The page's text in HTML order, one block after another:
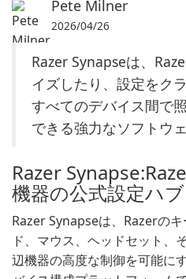
Pete Milner
2026/04/26
Razer Synapseは、
イズしたり、設定をク
すべてのデバイス間で
できる強力なソフトウェ
Razer
機器の公式設定ハブ
Razer Synapseは、Razerのキ
ド、マウス、ヘッドセット、
辺機器の高度な制御を可能に